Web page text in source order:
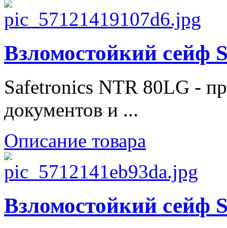
Взломостойкий сейф
Safetronics NTR 80LG -
документов и ...
Описание товара
Взломостойкий сейф